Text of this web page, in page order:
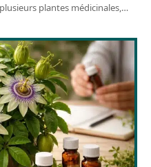
plantes médicinales, …